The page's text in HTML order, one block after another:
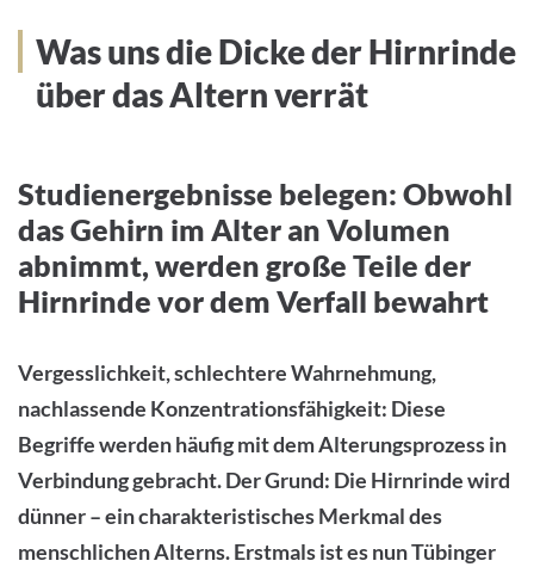
Was uns die Dicke der Hirnrinde
über das Altern verrät
Studienergebnisse belegen: Obwohl
das Gehirn im Alter an Volumen
abnimmt, werden große Teile der
Hirnrinde vor dem Verfall bewahrt
Vergesslichkeit, schlechtere Wahrnehmung,
nachlassende Konzentrationsfähigkeit: Diese
Begriffe werden häufig mit dem Alterungsprozess in
Verbindung gebracht. Der Grund: Die Hirnrinde wird
dünner – ein charakteristisches Merkmal des
menschlichen Alterns. Erstmals ist es nun Tübinger